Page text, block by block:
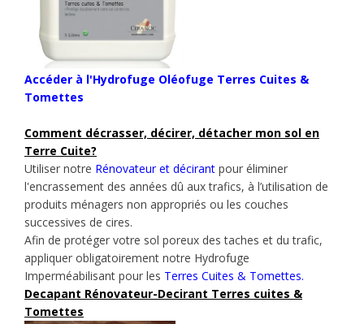
Accéder à l'Hydrofuge Oléofuge Terres Cuites &
Tomettes
Comment décrasser, décirer, détacher mon sol en
Terre Cuite?
Utiliser notre Rénovateur et décirant pour éliminer
l'encrassement des années dû aux trafics, à l’utilisation de
produits ménagers non appropriés ou les couches
successives de cires.
Afin de protéger votre sol poreux des taches et du trafic,
appliquer obligatoirement notre Hydrofuge
Imperméabilisant pour les Terres Cuites & Tomettes.
Decapant Rénovateur-Decirant Terres cuites &
Tomettes